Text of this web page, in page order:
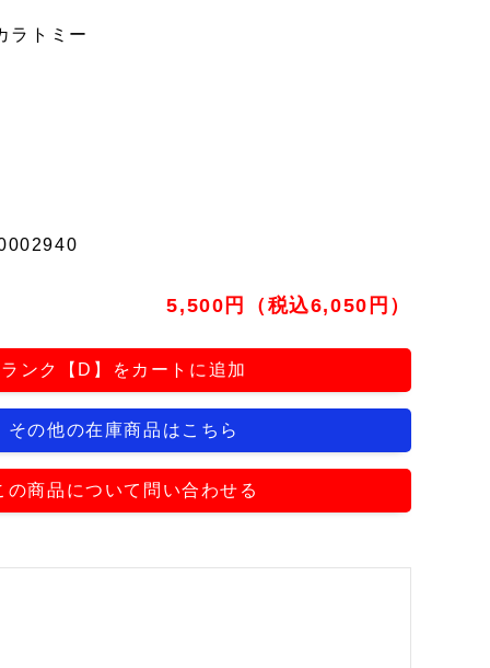
ラトミー
5,500円（税込6,050円）
ランク【D】をカートに追加
その他の在庫商品はこちら
の商品について問い合わせる